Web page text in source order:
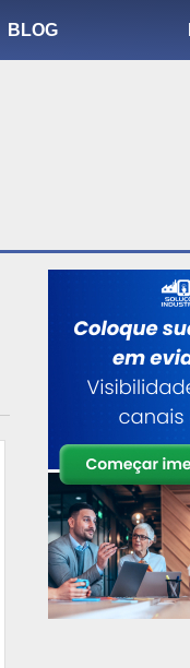
BLOG